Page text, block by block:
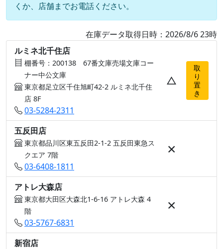
くか、店舗までお電話ください。
在庫データ取得日時：2026/8/6 23時
ルミネ北千住店
棚番号：200138 67番文庫売場文庫コー
ナー中公文庫
東京都足立区千住旭町42-2 ルミネ北千住
店 8F
03-5284-2311
△
取
り
置
き
五反田店
東京都品川区東五反田2-1-2 五反田東急ス
クエア 7階
03-6408-1811
×
アトレ大森店
東京都大田区大森北1-6-16 アトレ大森 4
階
03-5767-6831
×
新宿店